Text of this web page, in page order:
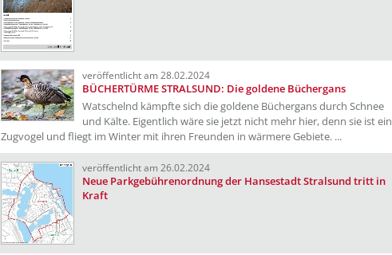
veröffentlicht am 28.02.2024
BÜCHERTÜRME STRALSUND: Die goldene Büchergans
Watschelnd kämpfte sich die goldene Büchergans durch Schnee
und Kälte. Eigentlich wäre sie jetzt nicht mehr hier, denn sie ist ein
Zugvogel und fliegt im Winter mit ihren Freunden in wärmere Gebiete. ...
veröffentlicht am 26.02.2024
Neue Parkgebührenordnung der Hansestadt Stralsund tritt in
Kraft